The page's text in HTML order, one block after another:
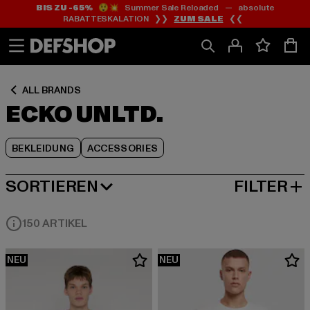
Zum
Inhalt
springen
Zum
Fußzeile
springen
BIS ZU -65%😲💥 Summer Sale Reloaded — absolute
RABATTESKALATION ❯❯ ZUM SALE ❮❮
ALL BRANDS
ECKO UNLTD.
BEKLEIDUNG ACCESSORIES
Zum
Produktraster
springen
SORTIEREN
NEUESTE FILTER
150 ARTIKEL
NEU NEU